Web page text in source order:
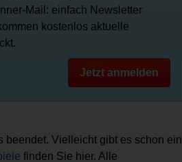
Mail: einfach Newsletter
kostenlos aktuelle
Jetzt anmelden
beendet. Vielleicht gibt es schon ein
finden Sie hier. Alle